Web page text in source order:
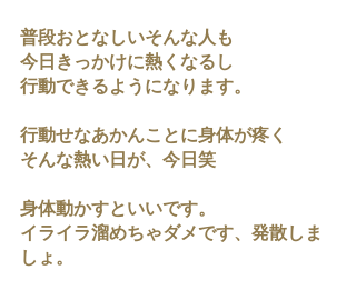
普段おとなしいそんな人も
今日きっかけに熱くなるし
行動できるようになります。
行動せなあかんことに身体が疼く
そんな熱い日が、今日笑
身体動かすといいです。
イライラ溜めちゃダメです、発散しま
しょ。